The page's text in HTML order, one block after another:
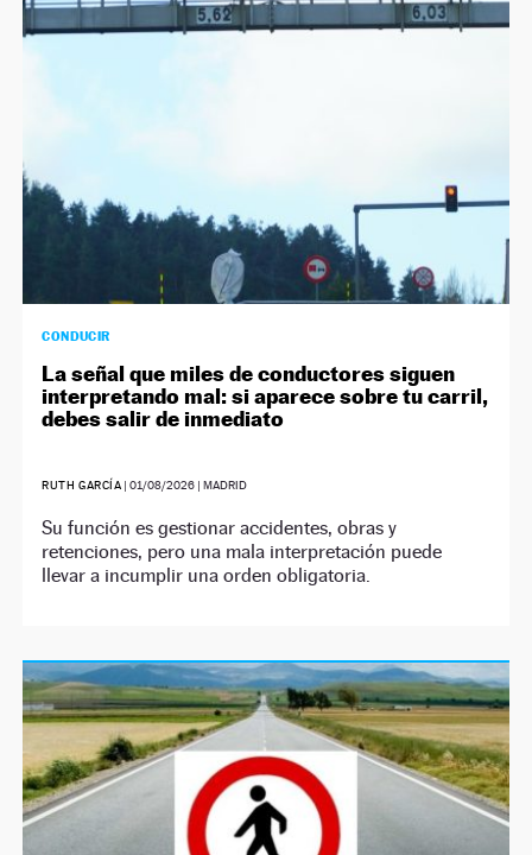
NEWSLETTER
CONDUCIR
La señal que miles de conductores siguen
interpretando mal: si aparece sobre tu carril,
debes salir de inmediato
RUTH GARCÍA |01/08/2026 | MADRID
Su función es gestionar accidentes, obras y
retenciones, pero una mala interpretación puede
llevar a incumplir una orden obligatoria.